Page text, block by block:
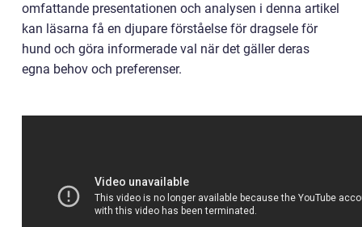
omfattande presentationen och analysen i denna artikel
kan läsarna få en djupare förståelse för dragsele för
hund och göra informerade val när det gäller deras
egna behov och preferenser.